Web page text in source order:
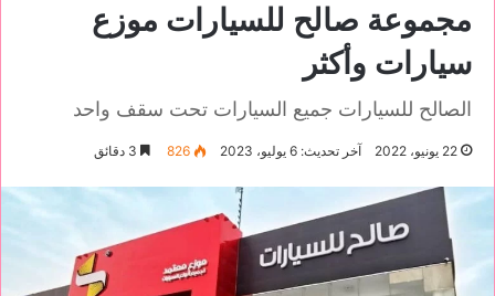
مجموعة صالح للسيارات موزع
سيارات وأكثر
الصالح للسيارات جميع السيارات تحت سقف واحد
22 يونيو، 2022 آخر تحديث: 6 يوليو، 2023 826